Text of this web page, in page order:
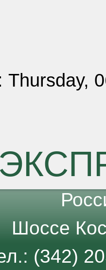
Thursday,
Шоссе
(342)